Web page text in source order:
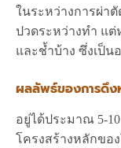
ในระหว่างการผ่า
ปวดระหว่างทำ แต่
และช้ำบ้าง ซึ่งเป็น
ผลลัพธ์ของการดึง
อยู่ได้ประมาณ 5-
โครงสร้างหลักขอ